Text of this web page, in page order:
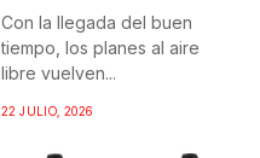
Con la llegada del buen
tiempo, los planes al aire
libre vuelven...
22 JULIO, 2026